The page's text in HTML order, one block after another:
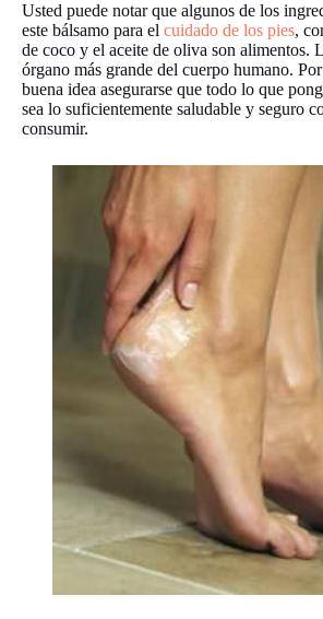
Usted puede notar que algunos de los
este bálsamo para el cuidado de los pies,
de coco y el aceite de oliva son alimentos.
órgano más grande del cuerpo humano.
buena idea asegurarse que todo lo que
sea lo suficientemente saludable y seguro
consumir.